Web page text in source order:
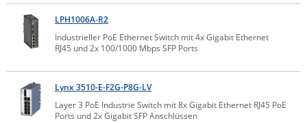
News zu unseren Herstellern
LPH1006A-R2
Industrieller PoE Ethernet Switch mit 4x Gigabit Ethernet
RJ45 und 2x 100/1000 Mbps SFP Ports
Lynx 3510-E-F2G-P8G-LV
Layer 3 PoE Industrie Switch mit 8x Gigabit Ethernet RJ45 PoE
Ports und 2x Gigabit SFP Anschlüssen